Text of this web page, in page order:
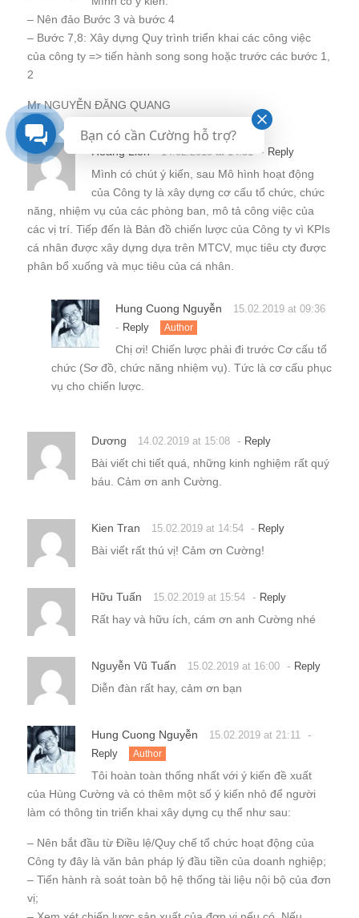
– Nên đảo Bước 3 và bước 4
– Bước 7,8: Xây dựng Quy trình triển khai các công việc
của công ty => tiến hành song song hoặc trước các bước 1,
2
Mr NGUYỄN ĐĂNG QUANG
Hoàng Liên 14.02.2019 at 14:51 - Reply
Mình có chút ý kiến, sau Mô hình hoạt động
của Công ty là xây dựng cơ cấu tổ chức, chức
năng, nhiệm vụ của các phòng ban, mô tả công việc của
các vị trí. Tiếp đến là Bản đồ chiến lược của Công ty vì KPIs
cá nhân được xây dựng dựa trên MTCV, mục tiêu cty được
phân bổ xuống và mục tiêu của cá nhân.
Hung Cuong Nguyễn 15.02.2019 at 09:36
- Reply Author
Chị ơi! Chiến lược phải đi trước Cơ cấu tổ
chức (Sơ đồ, chức năng nhiệm vụ). Tức là cơ cấu phục
vụ cho chiến lược.
Dương 14.02.2019 at 15:08 - Reply
Bài viết chi tiết quá, những kinh nghiệm rất quý
báu. Cảm ơn anh Cường.
Kien Tran 15.02.2019 at 14:54 - Reply
Bài viết rất thú vị! Cảm ơn Cường!
Hữu Tuấn 15.02.2019 at 15:54 - Reply
Rất hay và hữu ích, cám ơn anh Cường nhé
Nguyễn Vũ Tuấn 15.02.2019 at 16:00 - Reply
Diễn đàn rất hay, cảm ơn bạn
Hung Cuong Nguyễn 15.02.2019 at 21:11 -
Reply Author
Tôi hoàn toàn thống nhất với ý kiến đề xuất
của Hùng Cường và có thêm một số ý kiến nhỏ để người
làm có thông tin triển khai xây dựng cụ thể như sau:
– Nên bắt đầu từ Điều lệ/Quy chế tổ chức hoạt động của
Công ty đây là văn bản pháp lý đầu tiền của doanh nghiệp;
– Tiến hành rà soát toàn bộ hệ thống tài liệu nội bộ của đơn
vị;
Bạn có cần Cường hỗ trợ?